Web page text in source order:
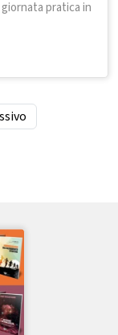
pratica in